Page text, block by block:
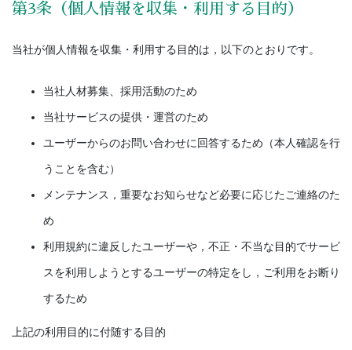
第3条（個人情報を収集・利用する目的）
当社が個人情報を収集・利用する目的は，以下のとおりです。
当社人材募集、採用活動のため
当社サービスの提供・運営のため
ユーザーからのお問い合わせに回答するため（本人確認を行
うことを含む）
メンテナンス，重要なお知らせなど必要に応じたご連絡のた
め
利用規約に違反したユーザーや，不正・不当な目的でサービ
スを利用しようとするユーザーの特定をし，ご利用をお断り
するため
上記の利用目的に付随する目的